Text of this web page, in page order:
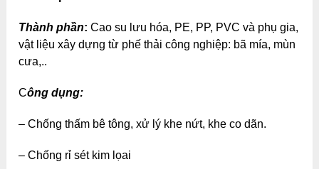
Thành phần:Cao su lưu hóa, PE, PP, PVC và phụ gia,
vật liệu xây dựng từ phế thải công nghiệp: bã mía, mùn
cưa,..
Công dụng:
– Chống thấm bê tông, xử lý khe nứt, khe co dãn.
– Chống rỉ sét kim lọai